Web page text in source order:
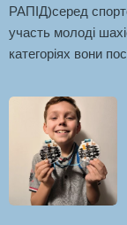
РАПІД)серед
участь молоді
категоріях вони